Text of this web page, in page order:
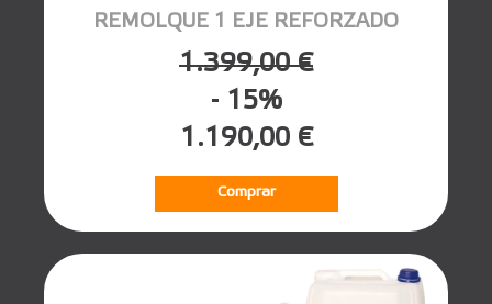
REMOLQUE 1 EJE REFORZADO
1.399,00 €
- 15%
1.190,00 €
Comprar